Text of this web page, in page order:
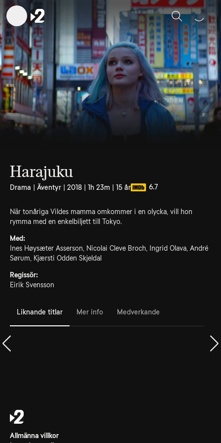
Sök
Harajuku
Drama | Äventyr | 2018 | 1h 23m | 15 år 6.7
När tonåriga Vildes mamma omkommer i en olycka, vill hon
rymma med en enkelbiljett till Tokyo.
Med:
Ines Høysæter Asserson, Nicolai Cleve Broch, Ingrid Olava, André
Sørum, Kjærsti Odden Skjeldal
Regissör:
Eirik Svensson
Liknande titlar Mer info Medverkande
Allmänna villkor